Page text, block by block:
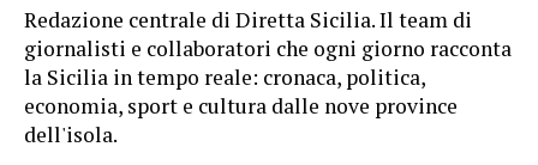
Redazione centrale di Diretta Sicilia. Il team di
giornalisti e collaboratori che ogni giorno racconta
la Sicilia in tempo reale: cronaca, politica,
economia, sport e cultura dalle nove province
dell'isola.